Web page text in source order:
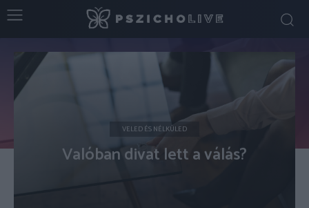
VELED ÉS NÉLKÜLED
Valóban divat lett a válás?